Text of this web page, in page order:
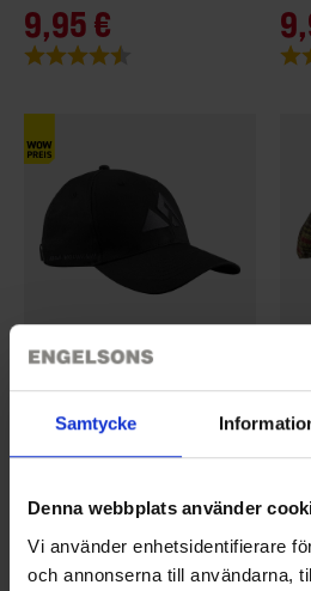
Samtycke
Denna webbplats använder
Vi använder enhetsidentifierare
och annonserna till användarna,
9,95 €
Bewertung:
Kappe LOGO
Bewertung: 4.4 von 5 Sternen